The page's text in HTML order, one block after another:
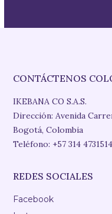
CONTÁCTENOS
IKEBANA CO S.A.S.
Dirección: Avenida
Bogotá, Colombia
Teléfono: +57 314
REDES SOCIALES
Facebook